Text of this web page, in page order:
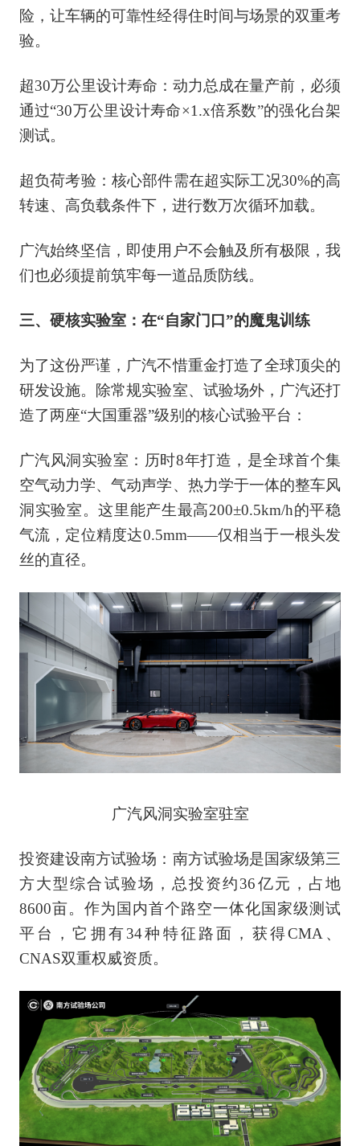
险，让车辆的可靠性经得住时间与场景的双重考
验。
超30万公里设计寿命：动力总成在量产前，必须
通过“30万公里设计寿命×1.x倍系数”的强化台架
测试。
超负荷考验：核心部件需在超实际工况30%的高
转速、高负载条件下，进行数万次循环加载。
广汽始终坚信，即使用户不会触及所有极限，我
们也必须提前筑牢每一道品质防线。
三、硬核实验室：在“自家门口”的魔鬼训练
为了这份严谨，广汽不惜重金打造了全球顶尖的
研发设施。除常规实验室、试验场外，广汽还打
造了两座“大国重器”级别的核心试验平台：
广汽风洞实验室：历时8年打造，是全球首个集
空气动力学、气动声学、热力学于一体的整车风
洞实验室。这里能产生最高200±0.5km/h的平稳
气流，定位精度达0.5mm——仅相当于一根头发
丝的直径。
广汽风洞实验室驻室
投资建设南方试验场：南方试验场是国家级第三
方大型综合试验场，总投资约36亿元，占地
8600亩。作为国内首个路空一体化国家级测试
平台，它拥有34种特征路面，获得CMA、
CNAS双重权威资质。